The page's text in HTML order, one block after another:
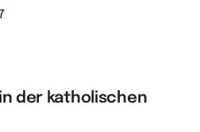
der katholischen